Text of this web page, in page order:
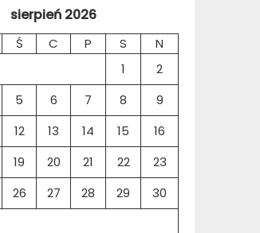
sierpień 2026
Ś C P S
N
1
2
5 6 7 8
9
12 13 14 15
16
19 20 21 22
23
26 27 28 29
30